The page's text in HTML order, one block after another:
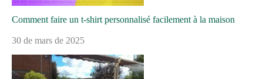
Comment faire un t-shirt personnalisé facilement à la maison
30 de mars de 2025